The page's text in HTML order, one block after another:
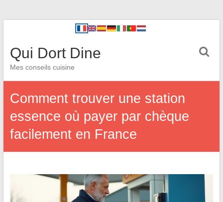
Qui Dort Dine
Mes conseils cuisine
Comment trouver une station
essence où payer par chèque
facilement en France